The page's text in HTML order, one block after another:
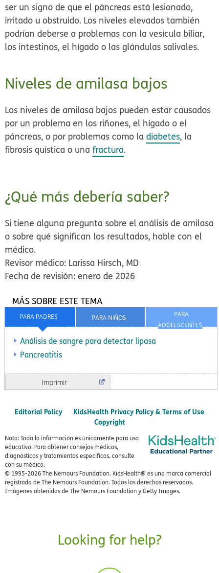
ser un signo de que el páncreas está lesionado,
irritado u obstruido. Los niveles elevados también
podrían deberse a problemas con la vesícula biliar,
los intestinos, el hígado o las glándulas salivales.
Niveles de amilasa bajos
Los niveles de amilasa bajos pueden estar causados
por un problema en los riñones, el hígado o el
páncreas, o por problemas como ladiabetes, la
fibrosis quística o unafractura.
¿Qué más debería saber?
Si tiene alguna pregunta sobre el análisis de amilasa
o sobre qué significan los resultados, hable con el
médico.
Revisor médico: Larissa Hirsch, MD
Fecha de revisión: enero de 2026
PARA
ADOLESCENTES
PARA NIÑOS
PARA PADRES
MÁS SOBRE ESTE TEMA
Análisis de sangre para detectar lipasa
Pancreatitis
Imprimir
Editorial Policy
KidsHealth Privacy Policy & Terms of Use
Copyright
Nota: Toda la información es únicamente para uso
educativo. Para obtener consejos médicos,
diagnósticos y tratamientos específicos, consulte
con su médico.
© 1995-2026 The Nemours Foundation. KidsHealth® es una marca comercial
registrada de The Nemours Foundation. Todos los derechos reservados.
Imágenes obtenidas de The Nemours Foundation y Getty Images.
Looking for help?